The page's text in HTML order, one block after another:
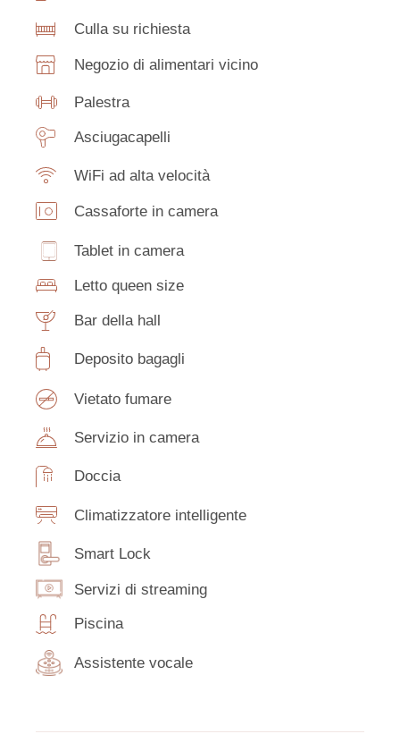
Culla su richiesta
Negozio di alimentari vicino
Palestra
Asciugacapelli
WiFi ad alta velocità
Cassaforte in camera
Tablet in camera
Letto queen size
Bar della hall
Deposito bagagli
Vietato fumare
Servizio in camera
Doccia
Climatizzatore intelligente
Smart Lock
Servizi di streaming
Piscina
Assistente vocale